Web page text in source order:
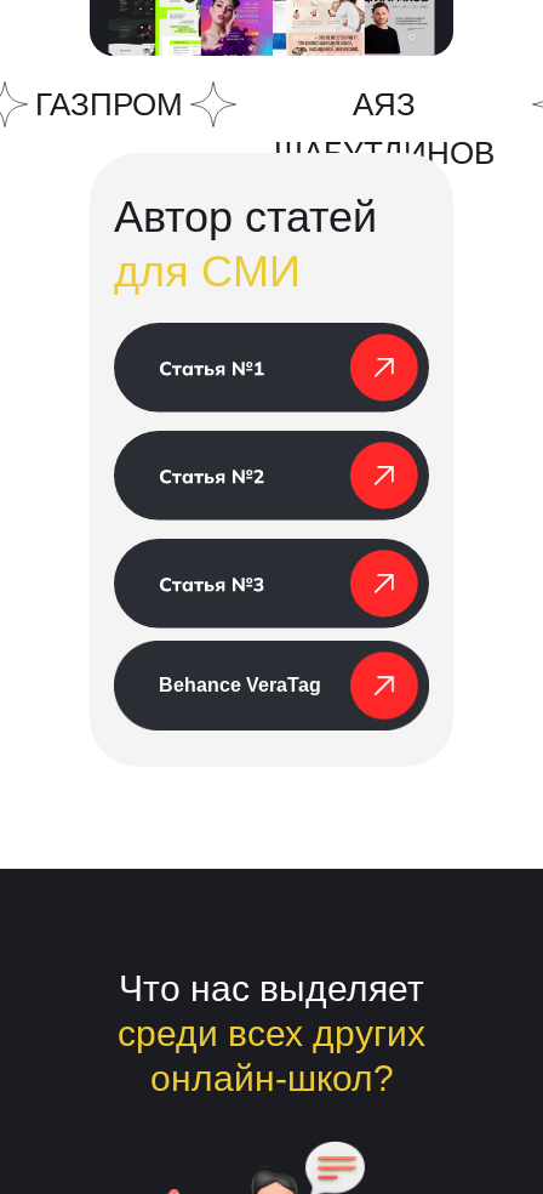
АЯЗ
ШАБУТДИНОВ
ГАЗПРОМ
Автор статей
для СМИ
Behance VeraTag
Что нас выделяет
среди всех других
онлайн-школ?